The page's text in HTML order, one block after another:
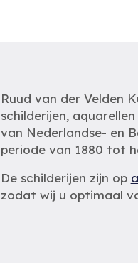
Ruud van der Velden
schilderijen,
van Nederlandse- en
periode van 1880 tot
De schilderijen zijn op
zodat wij u optimaal